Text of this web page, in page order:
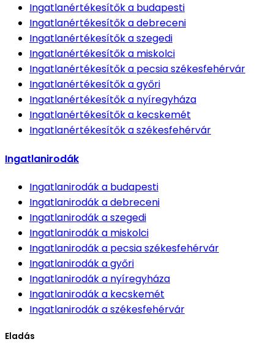
Ingatlanértékesítőka budapesti
Ingatlanértékesítőka debreceni
Ingatlanértékesítőka szegedi
Ingatlanértékesítőka miskolci
Ingatlanértékesítőka pecsia székesfehérvár
Ingatlanértékesítőka győri
Ingatlanértékesítőka nyíregyháza
Ingatlanértékesítőka kecskemét
Ingatlanértékesítőka székesfehérvár
Ingatlanirodák
Ingatlanirodáka budapesti
Ingatlanirodáka debreceni
Ingatlanirodáka szegedi
Ingatlanirodáka miskolci
Ingatlanirodáka pecsia székesfehérvár
Ingatlanirodáka győri
Ingatlanirodáka nyíregyháza
Ingatlanirodáka kecskemét
Ingatlanirodáka székesfehérvár
Eladás